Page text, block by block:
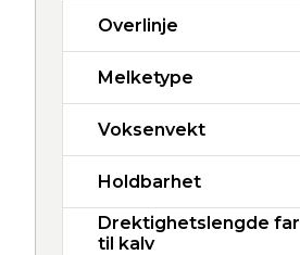
Overlinje
Melketype
Voksenvekt
Holdbarhet
Drektighetslengde far
til kalv